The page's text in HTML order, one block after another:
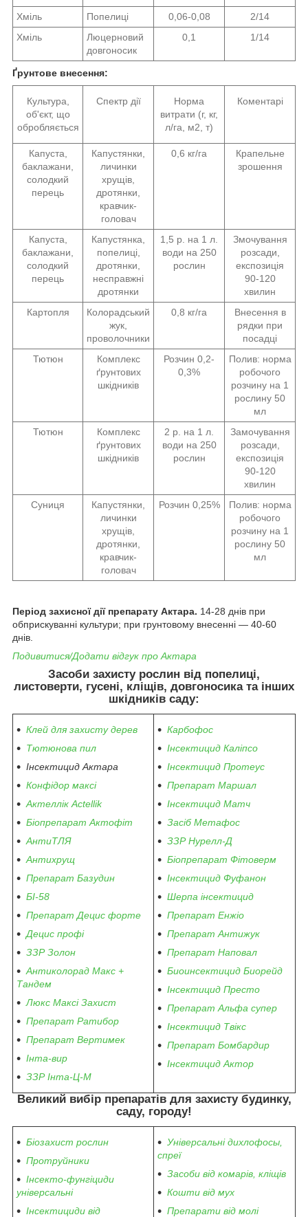
Хміль
Попелиці 0,06-0,08
2/14
Хміль
Люцерновий
довгоносик
0,1 1/14
Ґрунтове внесення:
Культура,
об'єкт, що
обробляється
Спектр дії
Норма
витрати (г, кг,
л/га, м2, т)
Коментарі
Капуста,
баклажани,
солодкий
перець
Капустянки,
личинки
хрущів,
дротянки,
кравчик-
головач
0,6 кг/га
Крапельне
зрошення
Капуста,
баклажани,
солодкий
перець
Капустянка,
попелиці,
дротянки,
несправжні
дротянки
1,5 р. на 1 л.
води на 250
рослин
Змочування
розсади,
експозиція
90-120
хвилин
Картопля
Колорадський
жук,
проволочники
0,8 кг/га
Внесення в
рядки при
посадці
Тютюн
Комплекс
ґрунтових
шкідників
Розчин 0,2-
0,3%
Полив: норма
робочого
розчину на 1
рослину 50
мл
Тютюн
Комплекс
ґрунтових
шкідників
2 р. на 1 л.
води на 250
рослин
Замочування
розсади,
експозиція
90-120
хвилин
Суниця
Капустянки,
личинки
хрущів,
дротянки,
кравчик-
головач
Розчин 0,25%
Полив: норма
робочого
розчину на 1
рослину 50
мл
Період захисної дії препарату Актара. 14-28 днів при
обприскуванні культури; при грунтовому внесенні — 40-60
днів.
Подивитися/Додати відгук про Актара
Засоби захисту рослин від попелиці,
листоверти, гусені, кліщів, довгоносика та інших
шкідників саду:
Клей для захисту дерев
Тютюнова пил
Інсектицид Актара
Конфідор максі
Актеллік Actellik
Біопрепарат Актофіт
АнтиТЛЯ
Антихрущ
Препарат Базудин
БІ-58
Препарат Децис форте
Децис профі
ЗЗР Золон
Антиколорад Макс +
Тандем
Люкс Максі Захист
Препарат Ратибор
Препарат Вертимек
Інта-вир
ЗЗР Інта-Ц-М
Карбофос
Інсектицид Каліпсо
Інсектицид Протеус
Препарат Маршал
Інсектицид Матч
Засіб Метафос
ЗЗР Нурелл-Д
Біопрепарат Фітоверм
Інсектицид Фуфанон
Шерпа інсектицид
Препарат Енжіо
Препарат Антижук
Препарат Наповал
Биоинсектицид Биорейд
Інсектицид Престо
Препарат Альфа супер
Інсектицид Твікс
Препарат Бомбардир
Інсектицид Актор
Великий вибір препаратів для захисту будинку,
саду, городу!
Біозахист рослин
Протруйники
Інсекто-фунгіциди
універсальні
Інсектициди від
Універсальні дихлофосы,
спреї
Засоби від комарів, кліщів
Кошти від мух
Препарати від молі